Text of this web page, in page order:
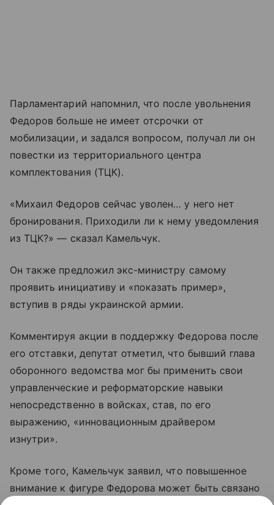
Парламентарий напомнил, что после увольнения
Федоров больше не имеет отсрочки от
мобилизации, и задался вопросом, получал ли он
повестки из территориального центра
комплектования (ТЦК).
«Михаил Федоров сейчас уволен… у него нет
бронирования. Приходили ли к нему уведомления
из ТЦК?» — сказал Камельчук.
Он также предложил экс-министру самому
проявить инициативу и «показать пример»,
вступив в ряды украинской армии.
Комментируя акции в поддержку Федорова после
его отставки, депутат отметил, что бывший глава
оборонного ведомства мог бы применить свои
управленческие и реформаторские навыки
непосредственно в войсках, став, по его
выражению, «инновационным драйвером
изнутри».
Кроме того, Камельчук заявил, что повышенное
внимание к фигуре Федорова может быть связано